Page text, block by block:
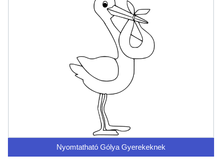
Nyomtatható Gólya Gyerekeknek